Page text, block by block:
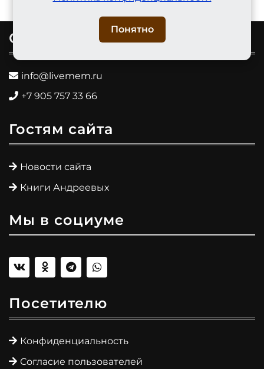
Связь с нами
info@livemem.ru
+7 905 757 33 66
Гостям сайта
Новости сайта
Книги Андреевых
Мы в социуме
Посетителю
Конфиденциальность
Согласие пользователей
Понятно